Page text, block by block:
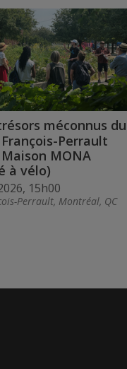
méconnus du
Perrault
MONA
à vélo)
15h00
Perrault, Montréal, QC